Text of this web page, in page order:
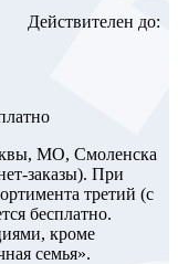
Действителен до:
МО, Смоленска
заказы). При
третий (с
бесплатно.
кроме
семья».